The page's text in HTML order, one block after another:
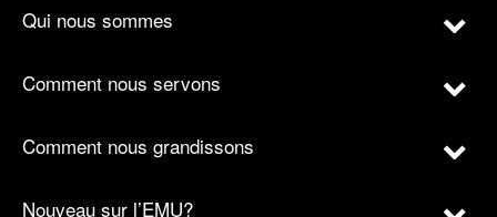
Qui nous sommes
Comment nous servons
Comment nous grandissons
Nouveau sur l’EMU?